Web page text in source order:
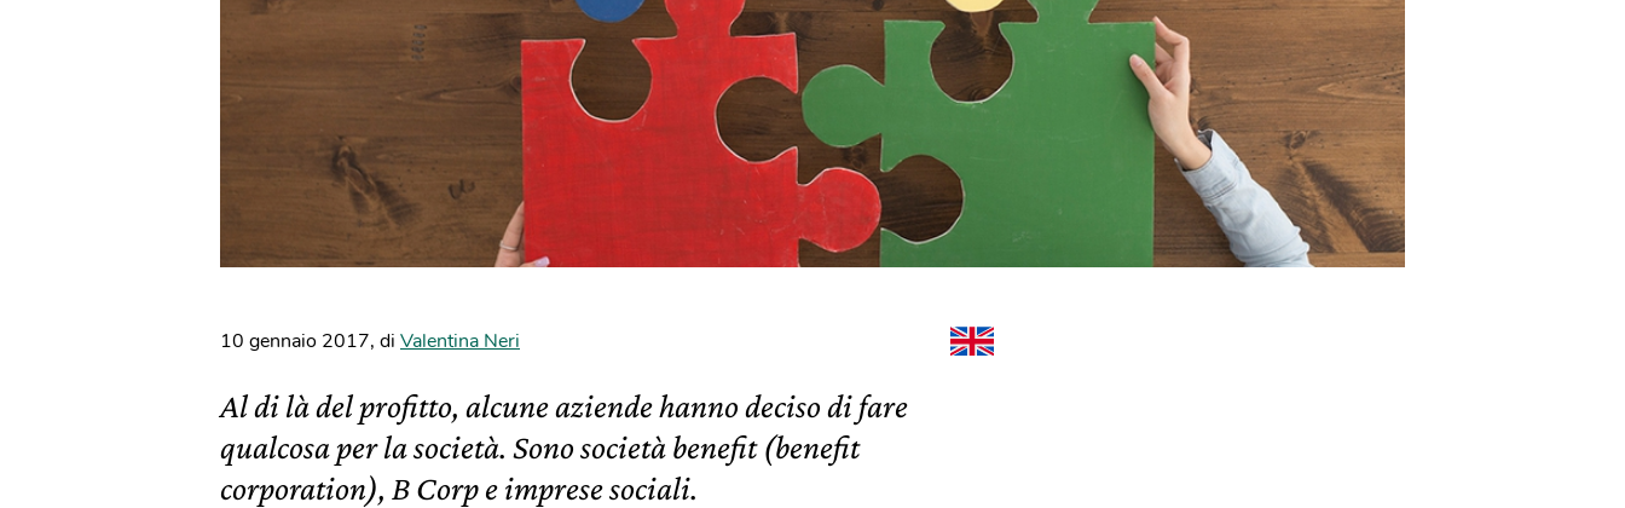
10 gennaio 2017, di Valentina Neri
Al di là del profitto, alcune aziende hanno deciso di fare
qualcosa per la società. Sono società benefit (benefit
corporation), B Corp e imprese sociali.